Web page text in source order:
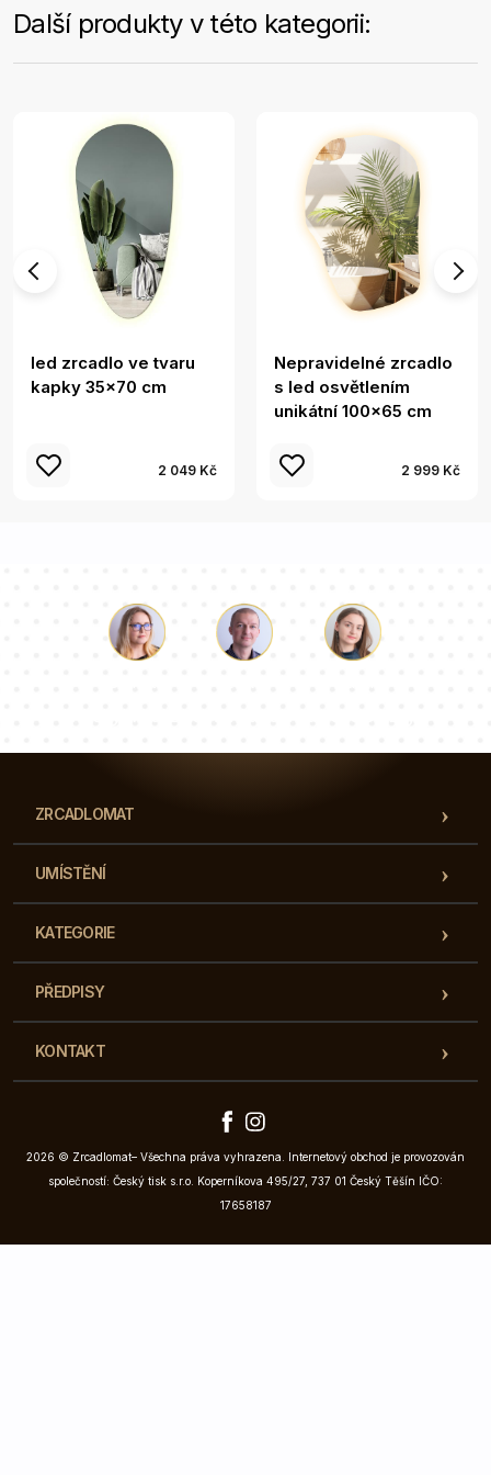
Další produkty v této kategorii:
led zrcadlo ve tvaru
kapky 35x70 cm
2 049 Kč
Nepravidelné zrcadlo
s led osvětlením
unikátní 100x65 cm
2 999 Kč
ZRCADLOMAT
UMÍSTĚNÍ
KATEGORIE
PŘEDPISY
KONTAKT
2026 © Zrcadlomat– Všechna práva vyhrazena. Internetový obchod je provozován
společností: Český tisk s.r.o. Koperníkova 495/27, 737 01 Český Těšín IČO:
17658187